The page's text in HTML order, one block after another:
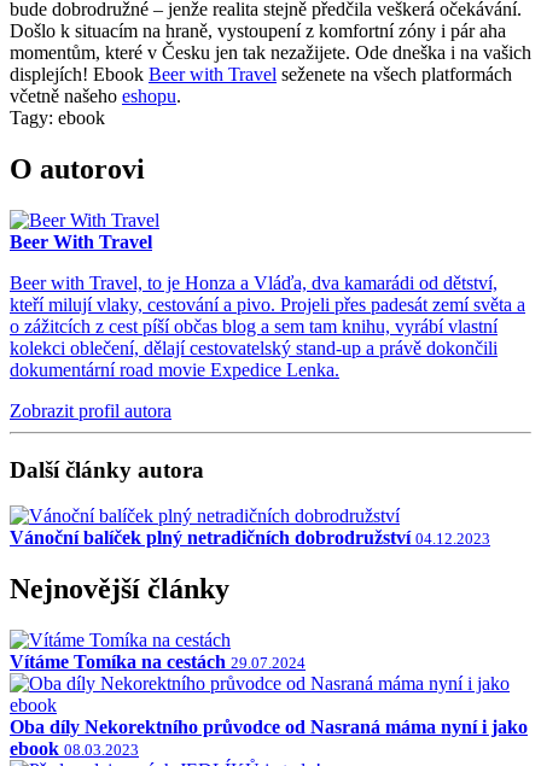
bude dobrodružné – jenže realita stejně předčila veškerá očekávání.
Došlo k situacím na hraně, vystoupení z komfortní zóny i pár aha
momentům, které v Česku jen tak nezažijete. Ode dneška i na vašich
displejích! Ebook Beer with Travel seženete na všech platformách
včetně našeho eshopu.
Tagy: ebook
O autorovi
Beer With Travel
Beer with Travel, to je Honza a Vláďa, dva kamarádi od dětství,
kteří milují vlaky, cestování a pivo. Projeli přes padesát zemí světa a
o zážitcích z cest píší občas blog a sem tam knihu, vyrábí vlastní
kolekci oblečení, dělají cestovatelský stand-up a právě dokončili
dokumentární road movie Expedice Lenka.
Zobrazit profil autora
Další články autora
Vánoční balíček plný netradičních dobrodružství 04.12.2023
Nejnovější články
Vítáme Tomíka na cestách 29.07.2024
Oba díly Nekorektního průvodce od Nasraná máma nyní i jako
ebook 08.03.2023